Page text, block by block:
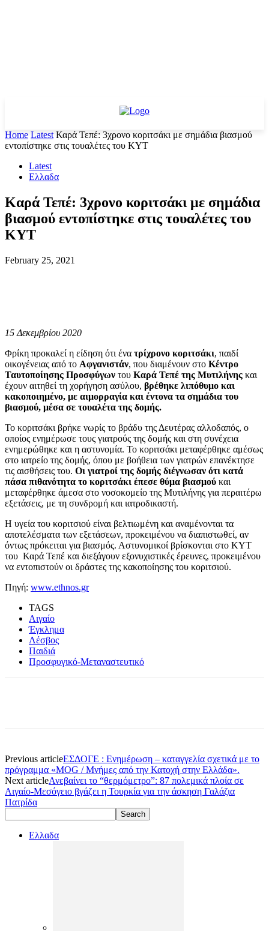
Home Latest Καρά Τεπέ: 3χρονο κοριτσάκι με σημάδια βιασμού
εντοπίστηκε στις τουαλέτες του ΚΥΤ
Latest
Ελλαδα
Καρά Τεπέ: 3χρονο κοριτσάκι με σημάδια
βιασμού εντοπίστηκε στις τουαλέτες του
ΚΥΤ
February 25, 2021
15 Δεκεμβρίου 2020
Φρίκη προκαλεί η είδηση ότι ένα τρίχρονο κοριτσάκι, παιδί
οικογένειας από το Αφγανιστάν, που διαμένουν στο Κέντρο
Ταυτοποίησης Προσφύγων του Καρά Τεπέ της Μυτιλήνης και
έχουν αιτηθεί τη χορήγηση ασύλου, βρέθηκε λιπόθυμο και
κακοποιημένο, με αιμορραγία και έντονα τα σημάδια του
βιασμού, μέσα σε τουαλέτα της δομής.
Το κοριτσάκι βρήκε νωρίς το βράδυ της Δευτέρας αλλοδαπός, ο
οποίος ενημέρωσε τους γιατρούς της δομής και στη συνέχεια
ενημερώθηκε και η αστυνομία. Το κοριτσάκι μεταφέρθηκε αμέσως
στο ιατρείο της δομής, όπου με βοήθεια των γιατρών επανέκτησε
τις αισθήσεις του. Οι γιατροί της δομής διέγνωσαν ότι κατά
πάσα πιθανότητα το κοριτσάκι έπεσε θύμα βιασμού και
μεταφέρθηκε άμεσα στο νοσοκομείο της Μυτιλήνης για περαιτέρω
εξετάσεις, με τη συνδρομή και ιατροδικαστή.
Η υγεία του κοριτσιού είναι βελτιωμένη και αναμένονται τα
αποτελέσματα των εξετάσεων, προκειμένου να διαπιστωθεί, αν
όντως πρόκειται για βιασμός. Αστυνομικοί βρίσκονται στο ΚΥΤ
του Καρά Τεπέ και διεξάγουν εξονυχιστικές έρευνες, προκειμένου
να εντοπιστούν οι δράστες της κακοποίησης του κοριτσιού.
Πηγή: www.ethnos.gr
TAGS
Αιγαίο
Έγκλημα
Λέσβος
Παιδιά
Προσφυγικό-Μεταναστευτικό
Previous articleΕΣΔΟΓΕ : Ενημέρωση – καταγγελία σχετικά με το
πρόγραμμα «MOG / Μνήμες από την Κατοχή στην Ελλάδα».
Next articleΑνεβαίνει το “θερμόμετρο”: 87 πολεμικά πλοία σε
Αιγαίο-Μεσόγειο βγάζει η Τουρκία για την άσκηση Γαλάζια
Πατρίδα
Ελλαδα